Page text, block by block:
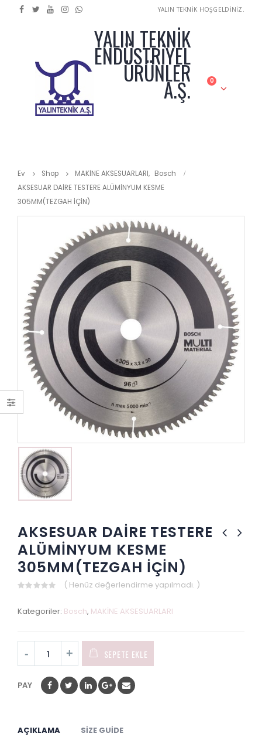
YALIN TEKNİK HOŞGELDİNİZ.
YALIN TEKNİK
ENDÜSTRİYEL
ÜRÜNLER
A.Ş. 0
Ev Shop MAKİNE AKSESUARLARI, Bosch
AKSESUAR DAİRE TESTERE ALÜMİNYUM KESME
305MM(TEZGAH İÇİN)
AKSESUAR DAİRE TESTERE
ALÜMİNYUM KESME
305MM(TEZGAH İÇİN)
of
( Henüz değerlendirme yapılmadı. )
Kategoriler: Bosch, MAKİNE AKSESUARLARI
SEPETE EKLE
PAY
AÇIKLAMA SIZE GUIDE